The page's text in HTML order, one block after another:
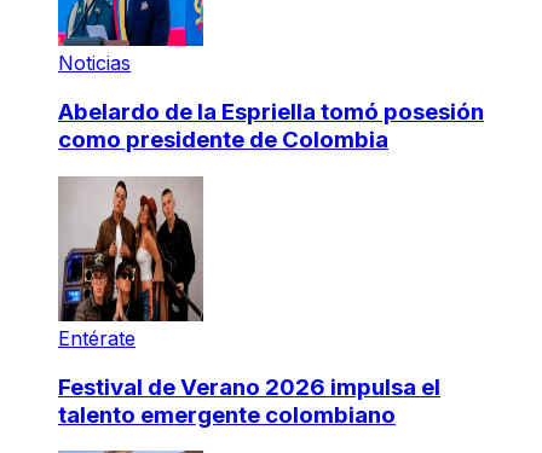
Noticias
Abelardo de la Espriella tomó posesión
como presidente de Colombia
Entérate
Festival de Verano 2026 impulsa el
talento emergente colombiano